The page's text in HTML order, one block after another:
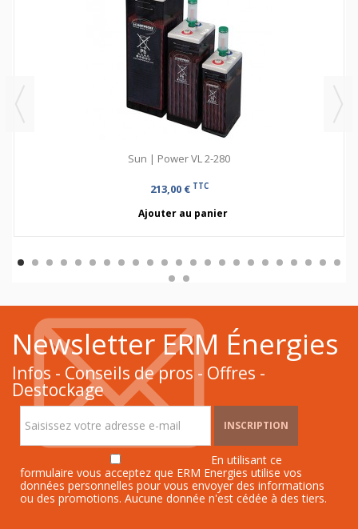
Sun | Power VL 2-280
213,00 € TTC
Ajouter au panier
Newsletter ERM Énergies
Infos - Conseils de pros - Offres -
Destockage
INSCRIPTION
En utilisant ce
formulaire vous acceptez que ERM Energies utilise vos
données personnelles pour vous envoyer des informations
ou des promotions. Aucune donnée n'est cédée à des tiers.